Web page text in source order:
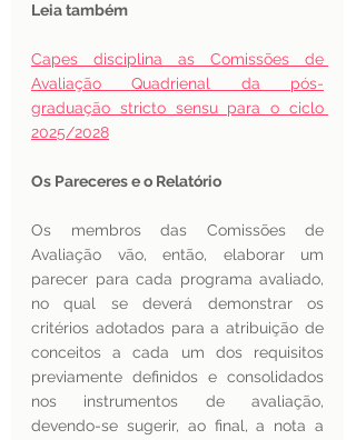
Leia também
Capes disciplina as Comissões de
Avaliação Quadrienal da pós-
graduação stricto sensu para o ciclo
2025/2028
Os Pareceres e o Relatório
Os membros das Comissões de
Avaliação vão, então, elaborar um
parecer para cada programa avaliado,
no qual se deverá demonstrar os
critérios adotados para a atribuição de
conceitos a cada um dos requisitos
previamente definidos e consolidados
nos instrumentos de avaliação,
devendo-se sugerir, ao final, a nota a